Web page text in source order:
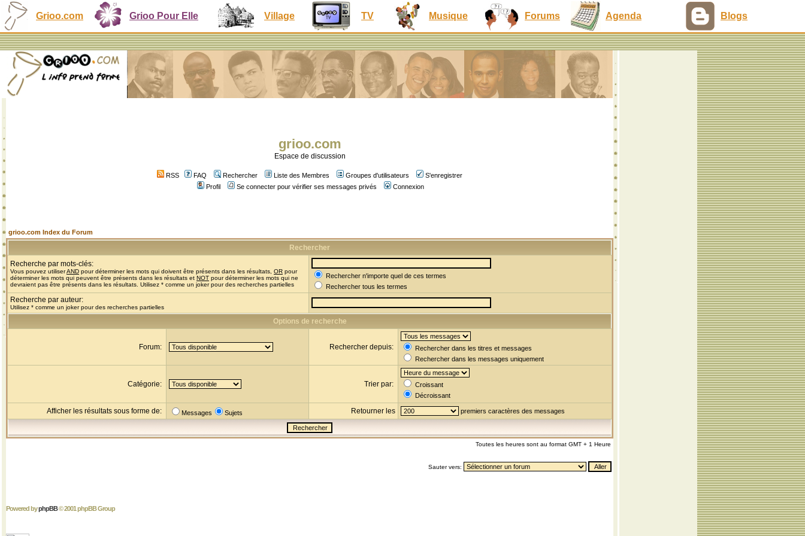
Grioo.com Grioo Pour Elle Village TV Musique Forums Agenda Blogs
grioo.com
Espace de discussion
RSS FAQ Rechercher Liste des Membres Groupes d'utilisateurs
S'enregistrer
Profil
Se connecter pour vérifier ses messages privés Connexion
grioo.com Index du Forum
Rechercher
Recherche par mots-clés:
Vous pouvez utiliserAND pour déterminer les mots qui doivent être présents dans les résultats, OR pour
déterminer les mots qui peuvent être présents dans les résultats et NOT pour déterminer les mots qui ne
devraient pas être présents dans les résultats. Utilisez * comme un joker pour des recherches partielles
Rechercher n'importe quel de ces termes
Rechercher tous les termes
Recherche par auteur:
Utilisez * comme un joker pour des recherches partielles
Options de recherche
Forum: Rechercher depuis:
Rechercher dans les titres et messages
Rechercher dans les messages uniquement
Catégorie: Trier par:
Croissant
Décroissant
Afficher les résultats sous forme de: Messages Sujets Retourner les premiers caractères des messages
Toutes les heures sont au format GMT + 1 Heure
Sauter vers:
Powered byphpBB© 2001 phpBB Group